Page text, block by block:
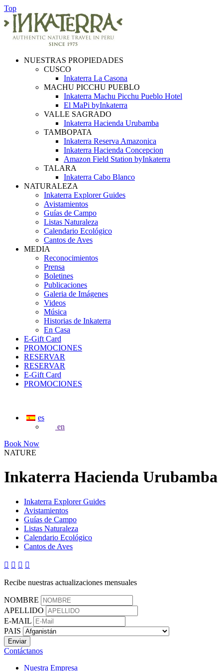
Top
NUESTRAS PROPIEDADES
CUSCO
Inkaterra La Casona
MACHU PICCHU PUEBLO
Inkaterra Machu Picchu Pueblo Hotel
El MaPi byInkaterra
VALLE SAGRADO
Inkaterra Hacienda Urubamba
TAMBOPATA
Inkaterra Reserva Amazonica
Inkaterra Hacienda Concepcion
Amazon Field Station byInkaterra
TALARA
Inkaterra Cabo Blanco
NATURALEZA
Inkaterra Explorer Guides
Avistamientos
Guías de Campo
Listas Naturaleza
Calendario Ecológico
Cantos de Aves
MEDIA
Reconocimientos
Prensa
Boletines
Publicaciones
Galeria de Imágenes
Videos
Música
Historias de Inkaterra
En Casa
E-Gift Card
PROMOCIONES
RESERVAR
RESERVAR
E-Gift Card
PROMOCIONES
es
en
Book Now
NATURE
Inkaterra Hacienda Urubamba
Inkaterra Explorer Guides
Avistamientos
Guías de Campo
Listas Naturaleza
Calendario Ecológico
Cantos de Aves
   
Recibe nuestras actualizaciones mensuales
NOMBRE
APELLIDO
E-MAIL
PAIS
Contáctanos
Nuestra Empresa